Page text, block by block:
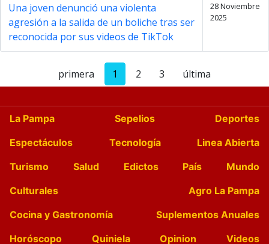
Una joven denunció una violenta
agresión a la salida de un boliche tras ser
reconocida por sus videos de TikTok
28 Noviembre
2025
primera 1 2 3 última
La Pampa Sepelios
Deportes
Espectáculos
Tecnología
Linea Abierta
Turismo
Salud Edictos País
Mundo
Culturales
Agro La Pampa
Cocina y Gastronomía
Suplementos Anuales
Horóscopo
Quiniela Opinion
Videos